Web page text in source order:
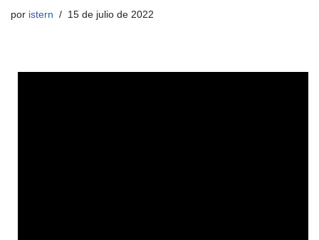
por istern 15 de julio de 2022